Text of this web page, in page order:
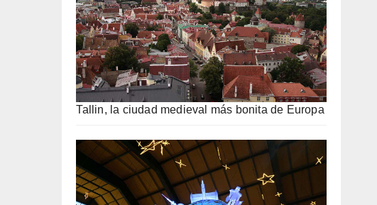
Tallin, la ciudad medieval más bonita de Europa